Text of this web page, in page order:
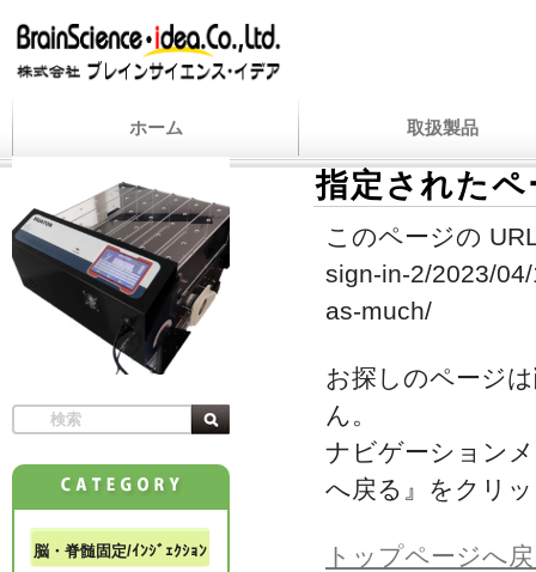
ホーム 取扱製品
指定された
このページの
sign-in-2/2023/
as-much/
お探しのページ
ん。
ナビゲーション
へ戻る』をクリ
トップページへ
脳・脊髄固定/ｲﾝｼﾞｪｸｼｮﾝ